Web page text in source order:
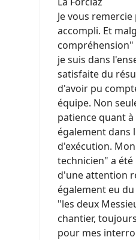
Je vous
accompli. Et
je suis dans
satisfaite du
d'avoir pu
équipe. Non
patience quant
également dans
d'exécution.
technicien" a
d'une attention
également eu
"les deux
chantier,
pour mes